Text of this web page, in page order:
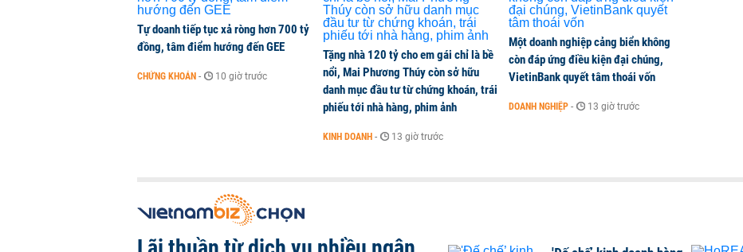
1 phút trước
Tự doanh tiếp tục xả ròng hơn 700 tỷ
đồng, tâm điểm hướng đến GEE
CHỨNG KHOÁN - 10 giờ trước
Tặng nhà 120 tỷ cho em gái chỉ là bề
nổi, Mai Phương Thúy còn sở hữu
danh mục đầu tư từ chứng khoán, trái
phiếu tới nhà hàng, phim ảnh
KINH DOANH - 13 giờ trước
Một doanh nghiệp cảng biển không
còn đáp ứng điều kiện đại chúng,
VietinBank quyết tâm thoái vốn
DOANH NGHIỆP - 13 giờ trước